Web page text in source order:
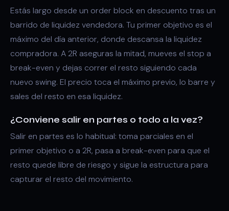
Estás largo desde un order block en descuento tras un
barrido de liquidez vendedora. Tu primer objetivo es el
máximo del día anterior, donde descansa la liquidez
compradora. A 2R aseguras la mitad, mueves el stop a
break-even y dejas correr el resto siguiendo cada
nuevo swing. El precio toca el máximo previo, lo barre y
sales del resto en esa liquidez.
¿Conviene salir en partes o todo a la vez?
Salir en partes es lo habitual: toma parciales en el
primer objetivo o a 2R, pasa a break-even para que el
resto quede libre de riesgo y sigue la estructura para
capturar el resto del movimiento.